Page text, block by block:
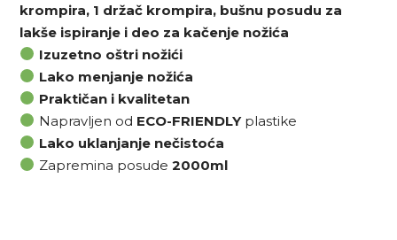
krompira, 1 držač krompira, bušnu posudu za
lakše ispiranje i deo za kačenje nožića
Izuzetno oštri nožići
Lako menjanje nožića
Praktičan i kvalitetan
Napravljen od ECO-FRIENDLY plastike
Lako uklanjanje nečistoća
Zapremina posude 2000ml